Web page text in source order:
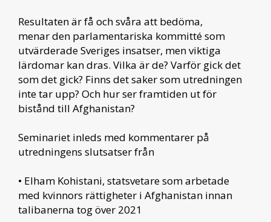
Resultaten är få och svåra att bedöma,
menar den parlamentariska kommitté som
utvärderade Sveriges insatser, men viktiga
lärdomar kan dras. Vilka är de? Varför gick det
som det gick? Finns det saker som utredningen
inte tar upp? Och hur ser framtiden ut för
bistånd till Afghanistan?
Seminariet inleds med kommentarer på
utredningens slutsatser från
• Elham Kohistani, statsvetare som arbetade
med kvinnors rättigheter i Afghanistan innan
talibanerna tog över 2021